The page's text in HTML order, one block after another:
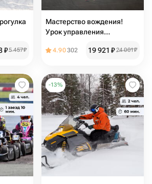
₽5 457₽
Мастерство вождения!
Урок управления
4.90302 19 921 ₽ 24 001₽
-13%